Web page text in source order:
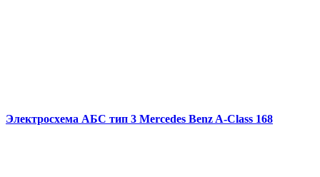
Электросхема АБС тип 3 Mercedes Benz A-Class 168